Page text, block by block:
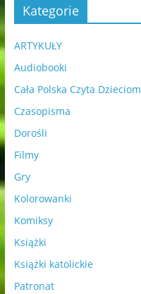
Kategorie
ARTYKUŁY
Audiobooki
Cała Polska Czyta Dzieciom
Czasopisma
Dorośli
Filmy
Gry
Kolorowanki
Komiksy
Książki
Książki katolickie
Patronat